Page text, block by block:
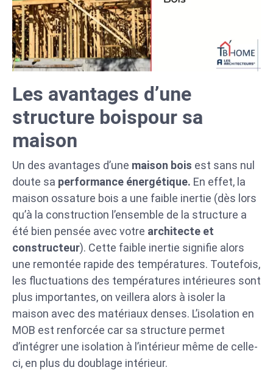
Les avantages d’une
structure boispour sa
maison
Un des avantages d’une maison bois est sans nul
doute sa performance énergétique. En effet, la
maison ossature bois a une faible inertie (dès lors
qu’à la construction l’ensemble de la structure a
été bien pensée avec votre architecte et
constructeur). Cette faible inertie signifie alors
une remontée rapide des températures. Toutefois,
les fluctuations des températures intérieures sont
plus importantes, on veillera alors à isoler la
maison avec des matériaux denses. L’isolation en
MOB est renforcée car sa structure permet
d’intégrer une isolation à l’intérieur même de celle-
ci, en plus du doublage intérieur.